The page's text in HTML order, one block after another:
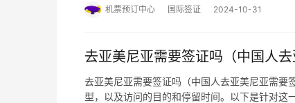
途径：通…
机票预订中心 国际签证 2024-10-31
去亚美尼亚需要签证吗（中国人去
去亚美尼亚需要签证吗（中国人去亚美尼亚需要
型，以及访问的目的和停留时间。以下是针对这